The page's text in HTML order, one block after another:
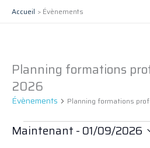
Accueil Évènements
Planning formations
2026
Évènements Planning formations
Évènements
Maintenant - 01/09/2026